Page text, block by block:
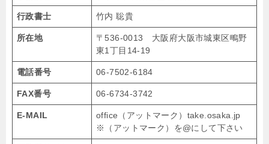
行政書士 竹内 聡貴
所在地
〒536-0013 大阪府大阪市城東区鴫野
東1丁目14-19
電話番号 06-7502-6184
FAX番号 06-6734-3742
E-MAIL
office（アットマーク）take.osaka.jp
※（アットマーク）を@にして下さい